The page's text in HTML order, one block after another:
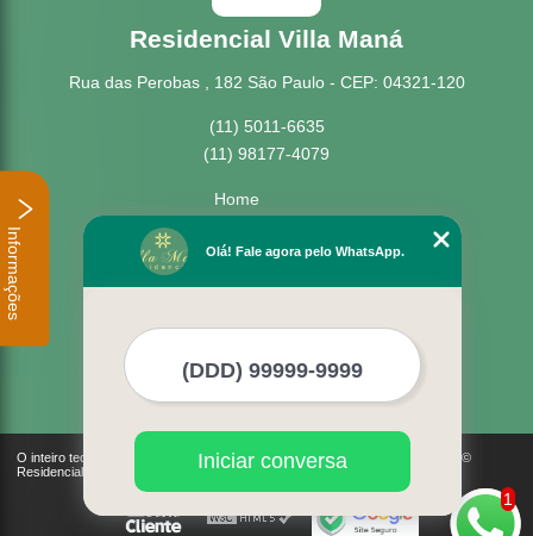
Residencial Villa Maná
Rua das Perobas , 182 São Paulo - CEP: 04321-120
(11) 5011-6635
(11) 98177-4079
Home
Missão
Mais Serviços
O inteiro teor deste site está sujeito à proteção de direitos autorais. Copyright©
Residencial Villa Maná (Lei 9610 de 19/02/1998)
1
Olá! Fale agora pelo WhatsApp.
Iniciar conversa
Informações